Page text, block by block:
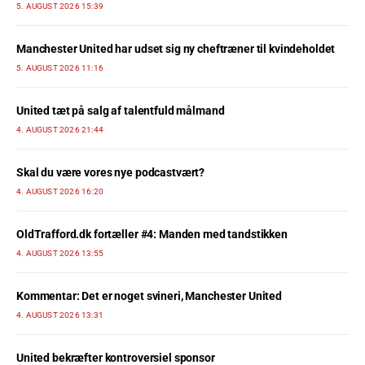
5. AUGUST 2026 15:39
Manchester United har udset sig ny cheftræner til kvindeholdet
5. AUGUST 2026 11:16
United tæt på salg af talentfuld målmand
4. AUGUST 2026 21:44
Skal du være vores nye podcastvært?
4. AUGUST 2026 16:20
OldTrafford.dk fortæller #4: Manden med tandstikken
4. AUGUST 2026 13:55
Kommentar: Det er noget svineri, Manchester United
4. AUGUST 2026 13:31
United bekræfter kontroversiel sponsor